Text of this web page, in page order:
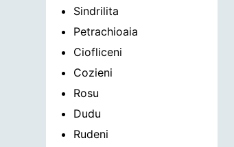
Sindrilita
Petrachioaia
Ciofliceni
Cozieni
Rosu
Dudu
Rudeni